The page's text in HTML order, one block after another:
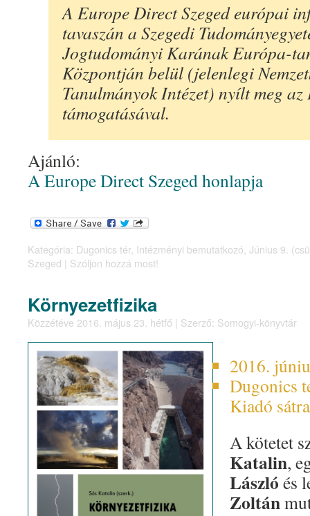
A Europe Direct Szeged európai
tavaszán a Szegedi
Jogtudományi Karának Európa-
Központján belül (jelenlegi
Tanulmányok Intézet) nyílt meg
támogatásával.
Ajánló:
A Europe Direct Szeged honlapja
Kategória: Dugonics tér, Intézményi bemutatkozó Június 9.
Szeged | Szóljon hozzá most!
Környezetfizika
Közzétéve 2016. május 23. hétfő | Szerző: Somogyi-könyvtár
2016.
Dugonics
Kiadó sátra
A kötetet
Katalin,
László és
Zoltán